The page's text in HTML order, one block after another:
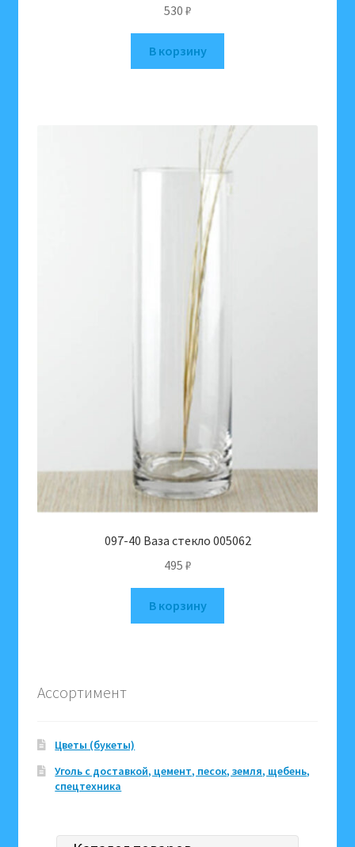
530 ₽
В корзину
097-40 Ваза стекло 005062
495 ₽
В корзину
Ассортимент
Цветы (букеты)
Уголь с доставкой, цемент, песок, земля, щебень,
спецтехника